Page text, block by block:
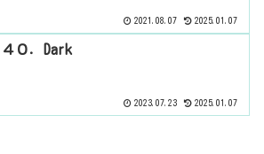
2021.08.07 2025.01.07
４０．Dark
2023.07.23 2025.01.07